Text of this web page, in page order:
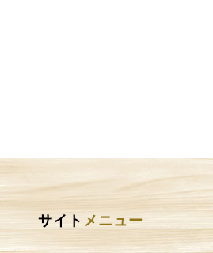
サイト メニュー